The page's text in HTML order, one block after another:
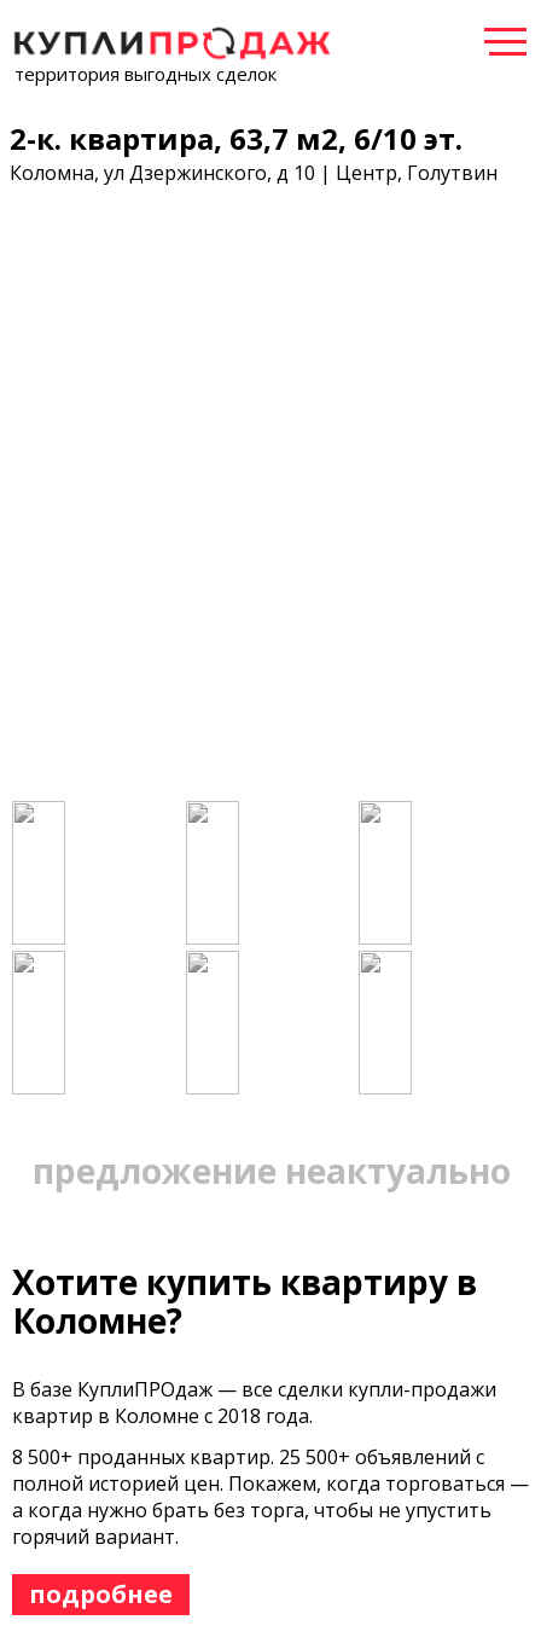
территория выгодных сделок
2-к. квартира, 63,7 м2, 6/10 эт.
Коломна, ул Дзержинского, д 10 | Центр, Голутвин
предложение неактуально
Хотите купить квартиру в
Коломне?
В базе КуплиПРОдаж — все сделки купли-продажи
квартир в Коломне с 2018 года.
8 500+ проданных квартир. 25 500+ объявлений с
полной историей цен. Покажем, когда торговаться —
а когда нужно брать без торга, чтобы не упустить
горячий вариант.
подробнее